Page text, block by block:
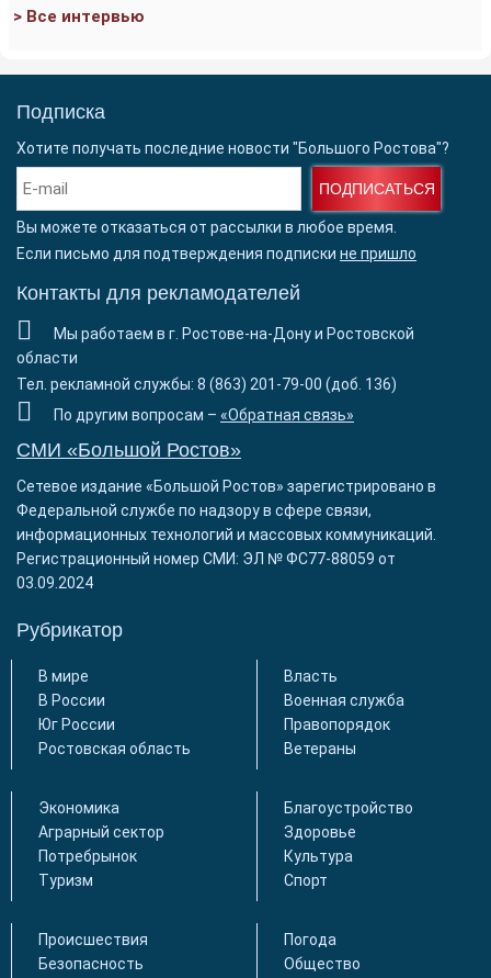
> Все интервью
Подписка
Хотите получать последние новости "Большого Ростова"?
ПОДПИСАТЬСЯ
Вы можете отказаться от рассылки в любое время.
Если письмо для подтверждения подписки не пришло
Контакты для рекламодателей
Мы работаем в г. Ростове-на-Дону и Ростовской
области
Тел. рекламной службы: 8 (863) 201-79-00 (доб. 136)
По другим вопросам – «Обратная связь»
СМИ «Большой Ростов»
Сетевое издание «Большой Ростов» зарегистрировано в
Федеральной службе по надзору в сфере связи,
информационных технологий и массовых коммуникаций.
Регистрационный номер СМИ: ЭЛ № ФС77-88059 от
03.09.2024
Рубрикатор
В мире
В России
Юг России
Ростовская область
Власть
Военная служба
Правопорядок
Ветераны
Экономика
Аграрный сектор
Потребрынок
Туризм
Благоустройство
Здоровье
Культура
Спорт
Происшествия
Безопасность
Погода
Общество